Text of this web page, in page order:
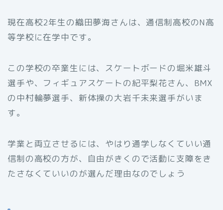
現在高校2年生の織田夢海さんは、通信制高校のN高
等学校に在学中です。
この学校の卒業生には、スケートボードの堀米雄斗
選手や、フィギュアスケートの紀平梨花さん、BMX
の中村輪夢選手、新体操の大岩千未来選手がいま
す。
学業と両立させるには、やはり通学しなくていい通
信制の高校の方が、自由がきくので活動に支障をき
たさなくていいのが選んだ理由なのでしょう